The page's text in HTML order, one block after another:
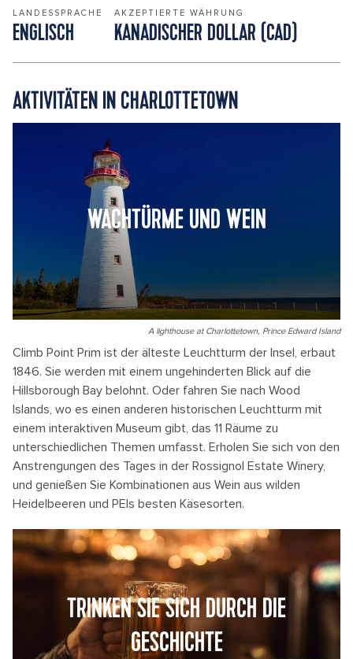
LANDESSPRACHE
ENGLISCH
AKZEPTIERTE WÄHRUNG
KANADISCHER DOLLAR (CAD)
AKTIVITÄTEN IN CHARLOTTETOWN
WACHTÜRME UND WEIN
A lighthouse at Charlottetown, Prince Edward Island
Climb Point Prim ist der älteste Leuchtturm der Insel, erbaut
1846. Sie werden mit einem ungehinderten Blick auf die
Hillsborough Bay belohnt. Oder fahren Sie nach Wood
Islands, wo es einen anderen historischen Leuchtturm mit
einem interaktiven Museum gibt, das 11 Räume zu
unterschiedlichen Themen umfasst. Erholen Sie sich von den
Anstrengungen des Tages in der Rossignol Estate Winery,
und genießen Sie Kombinationen aus Wein aus wilden
Heidelbeeren und PEIs besten Käsesorten.
TRINKEN SIE SICH DURCH DIE
GESCHICHTE